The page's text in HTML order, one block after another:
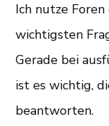
Ich nutze
wichtigsten
Gerade bei
ist es wichtig,
beantworten.